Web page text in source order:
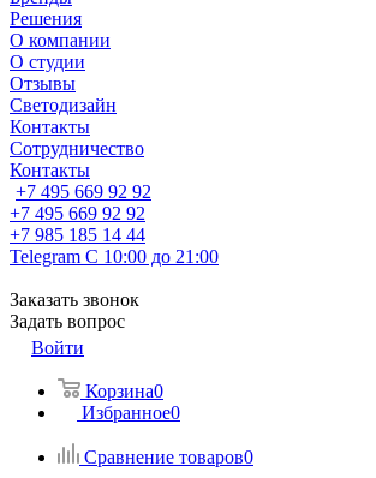
Решения
О компании
О студии
Отзывы
Светодизайн
Контакты
Сотрудничество
Контакты
+7 495 669 92 92
+7 495 669 92 92
+7 985 185 14 44
Telegram С 10:00 до 21:00
Заказать звонок
Задать вопрос
Войти
Корзина0
Избранное0
Сравнение товаров0